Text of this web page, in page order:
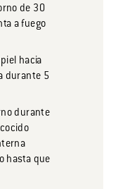
de 30
a fuego
hacia
durante 5
durante
hasta que